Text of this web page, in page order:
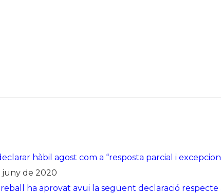
hàbil agost com a “resposta parcial i
juny de 2020
ha aprovat avui la següent declaració respecte